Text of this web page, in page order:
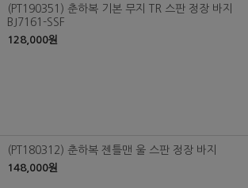
(PT190351) 춘하복 기본 무지 TR 스판 정장 바지
BJ7161-SSF
128,000원
(PT180312) 춘하복 젠틀맨 울 스판 정장 바지
148,000원